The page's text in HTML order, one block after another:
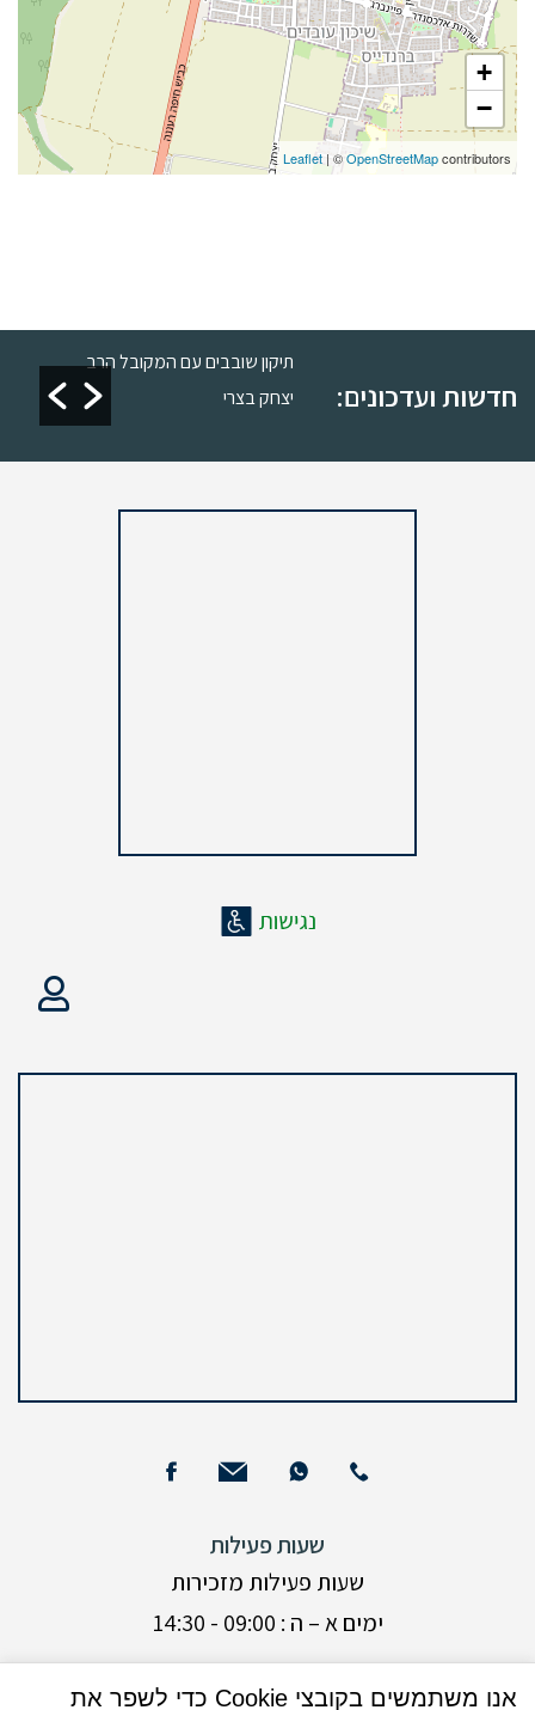
+
−
Leaflet | ©OpenStreetMapcontributors
חדשות ועדכונים:
תיקון שובבים עם המקובל הרב
יצחק בצרי
שעות פעילות
שעות פעילות מזכירות
ימים א – ה : 09:00 - 14:30
ימים א + ג: 16:00 - 17:30 (בנוסף) אנו משתמשים בקובצי Cookie כדי לשפר את